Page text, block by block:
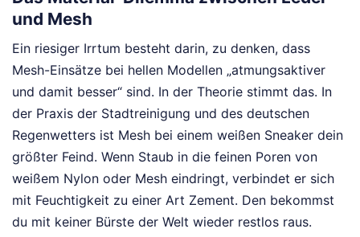
und Mesh
Ein riesiger Irrtum besteht darin, zu denken, dass
Mesh-Einsätze bei hellen Modellen „atmungsaktiver
und damit besser“ sind. In der Theorie stimmt das. In
der Praxis der Stadtreinigung und des deutschen
Regenwetters ist Mesh bei einem weißen Sneaker dein
größter Feind. Wenn Staub in die feinen Poren von
weißem Nylon oder Mesh eindringt, verbindet er sich
mit Feuchtigkeit zu einer Art Zement. Den bekommst
du mit keiner Bürste der Welt wieder restlos raus.